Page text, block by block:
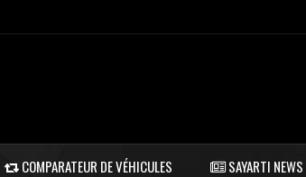
COMPARATEUR DE VÉHICULES SAYARTI NEWS